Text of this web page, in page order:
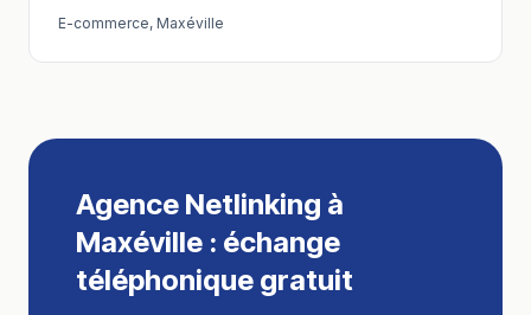
E-commerce, Maxéville
Agence Netlinking à
Maxéville : échange
téléphonique gratuit